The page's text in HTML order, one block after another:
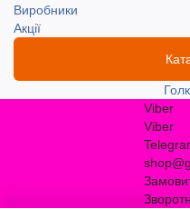
Виробники
Акції
Viber
Viber